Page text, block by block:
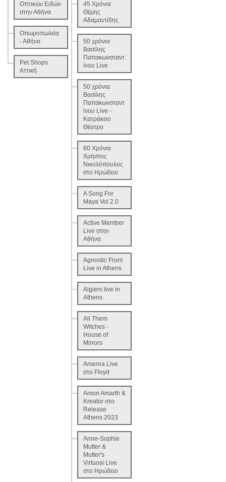
Οπτικών Ειδών
στην Αθήνα
Οπωροπωλεία
- Αθήνα
Pet Shops
Αττική
45 Χρόνια
Θέμης
Αδαμαντίδης
50 χρόνια
Βασίλης
Παπακωνσταντ
ίνου Live
50 χρόνια
Βασίλης
Παπακωνσταντ
ίνου Live -
Κατράκειο
Θέατρο
60 Χρόνια
Χρήστος
Νικολόπουλος
στο Ηρώδειο
A Song For
Maya Vol 2.0
Active Member
Live στην
Αθήνα
Agnostic Front
Live in Athens
Algiers live in
Athens
All Them
Witches -
House of
Mirrors
Amenra Live
στο Floyd
Amon Amarth &
Kreator στο
Release
Athens 2023
Anne-Sophie
Mutter &
Mutter's
Virtuosi Live
στο Ηρώδειο